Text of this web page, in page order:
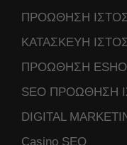
ΠΡΟΩΘΗΣΗ
ΚΑΤΑΣΚΕΥΗ
ΠΡΟΩΘΗΣΗ
SEO ΠΡΟΩΘΗΣΗ
DIGITAL
Casino SEO